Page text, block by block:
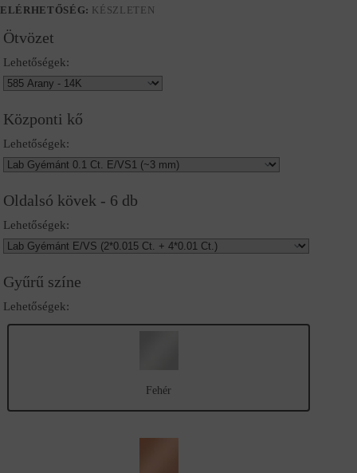
ELÉRHETŐSÉG: KÉSZLETEN
Ötvözet
Lehetőségek:
Központi kő
Lehetőségek:
Oldalsó kövek - 6 db
Lehetőségek:
Gyűrű színe
Lehetőségek:
Fehér